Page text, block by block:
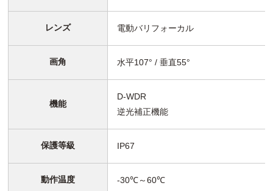
レンズ 電動バリフォーカル
画角 水平107° / 垂直55°
機能
D-WDR
逆光補正機能
保護等級 IP67
動作温度 -30℃～60℃